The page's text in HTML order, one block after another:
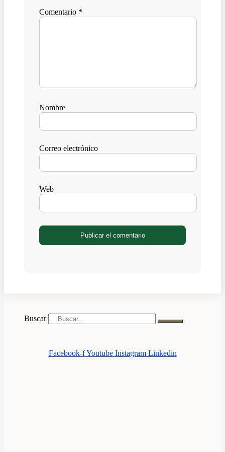
Comentario *
Nombre
Correo electrónico
Web
Buscar
Facebook-f Youtube Instagram Linkedin